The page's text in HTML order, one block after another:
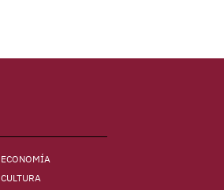
ECONOMÍA
CULTURA